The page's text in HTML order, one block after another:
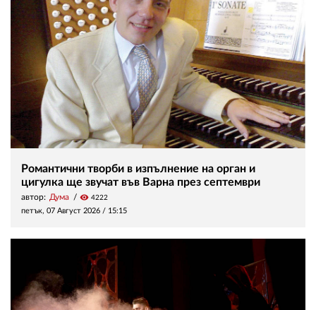
Романтични творби в изпълнение на орган и
цигулка ще звучат във Варна през септември
автор: Дума visibility 4222
петък, 07 Август 2026 / 15:15